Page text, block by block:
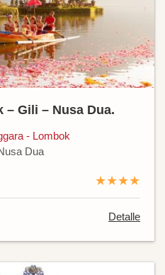
– Gili – Nusa Dua.
- Lombok
Dua
★★★★
Detalle